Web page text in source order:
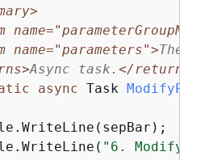
name="parameters">The
Async task. </returns>
async Task
"6. Modify